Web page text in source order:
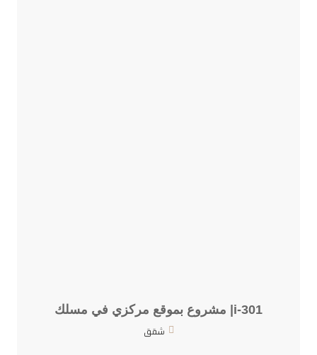
i-301| مشروع بموقع مركزي في مسلك
شقق